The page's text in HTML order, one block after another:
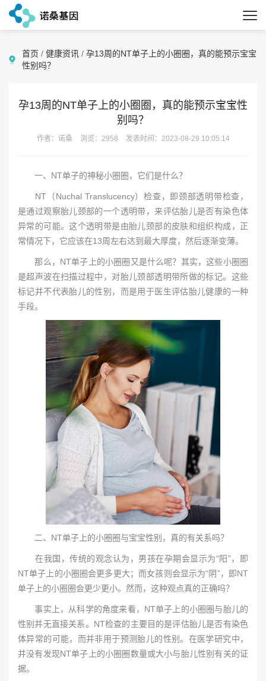
首页 / 健康资讯 / 孕13周的NT单子上的小圈圈，真的能预示宝宝
性别吗？
孕13周的NT单子上的小圈圈，真的能预示宝宝性
别吗？
作者：诺桑 浏览：2958 发表时间：2023-08-29 10:05:14
一、NT单子的神秘小圈圈，它们是什么？
NT（Nuchal Translucency）检查，即颈部透明带检查，
是通过观察胎儿颈部的一个透明带，来评估胎儿是否有染色体
异常的可能。这个透明带是由胎儿颈部的皮肤和组织构成，正
常情况下，它应该在13周左右达到最大厚度，然后逐渐变薄。
那么，NT单子上的小圈圈又是什么呢？其实，这些小圈圈
是超声波在扫描过程中，对胎儿颈部透明带所做的标记。这些
标记并不代表胎儿的性别，而是用于医生评估胎儿健康的一种
手段。
二、NT单子上的小圈圈与宝宝性别，真的有关系吗？
在我国，传统的观念认为，男孩在孕期会显示为“阳”，即
NT单子上的小圈圈会更多更大；而女孩则会显示为“阴”，即NT
单子上的小圈圈会更少更小。然而，这种观点真的正确吗？
事实上，从科学的角度来看，NT单子上的小圈圈与胎儿的
性别并无直接关系。NT检查的主要目的是评估胎儿是否有染色
体异常的可能，而并非用于预测胎儿的性别。在医学研究中，
并没有发现NT单子上的小圈圈数量或大小与胎儿性别有关的证
据。